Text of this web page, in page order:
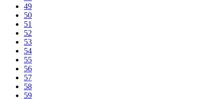
49
50
51
52
53
54
55
56
57
58
59